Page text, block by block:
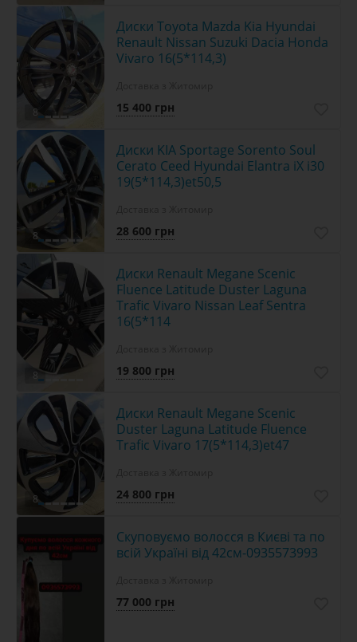
8
Диски Toyota Mazda Kia Hyundai
Renault Nissan Suzuki Dacia Honda
Vivaro 16(5*114,3)
15 400 грн
8
Диски KIA Sportage Sorento Soul
Cerato Ceed Hyundai Elantra iX i30
19(5*114,3)et50,5
28 600 грн
8
Диски Renault Megane Scenic
Fluence Latitude Duster Laguna
Trafic Vivaro Nissan Leaf Sentra
16(5*114
19 800 грн
8
Диски Renault Megane Scenic
Duster Laguna Latitude Fluence
Trafic Vivaro 17(5*114,3)et47
24 800 грн
Скуповуємо волосся в Києві та по
всій Україні від 42см-0935573993
77 000 грн